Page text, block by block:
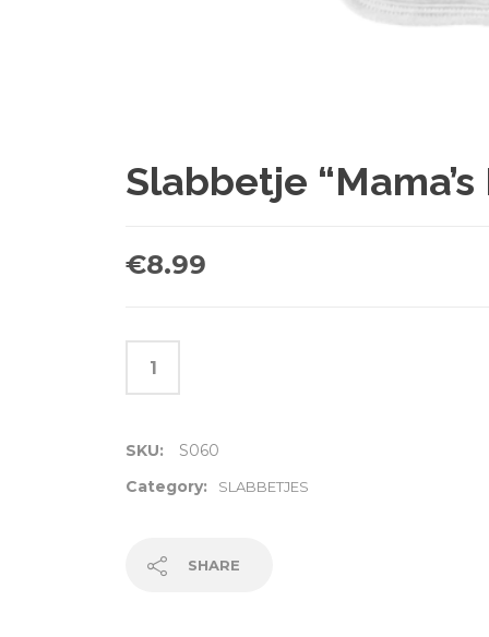
Slabbetje “Mama’s
€8.99
SKU:
S060
Category:
SLABBETJES
SHARE